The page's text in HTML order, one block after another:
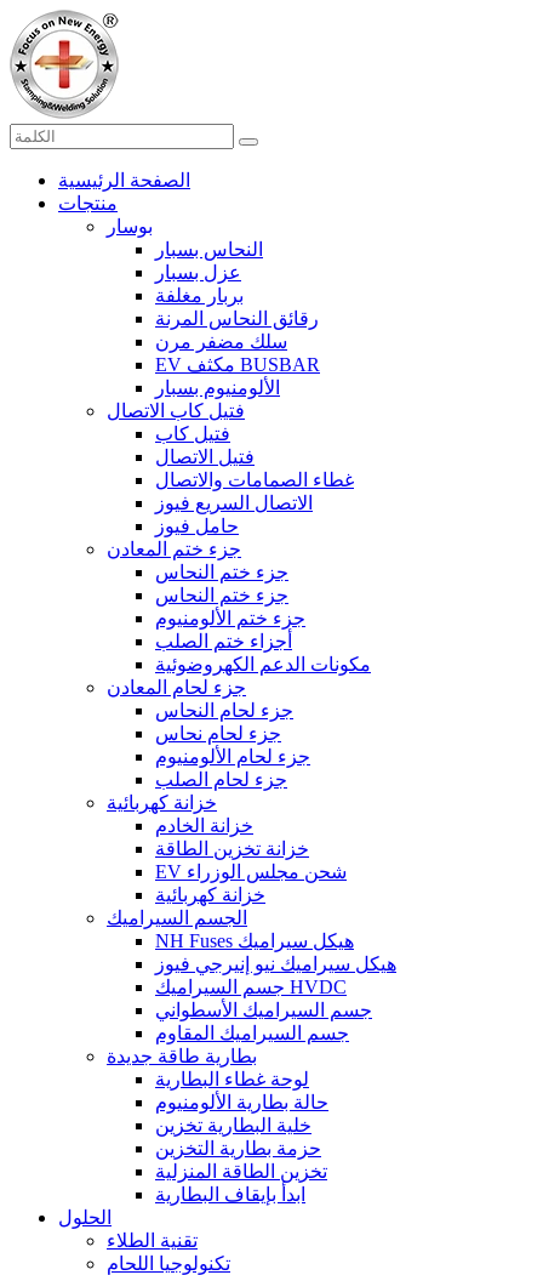
الصفحة الرئيسية
منتجات
بوسار
النحاس بسبار
عزل بسبار
بربار مغلفة
رقائق النحاس المرنة
سلك مضفر مرن
EV مكثف BUSBAR
الألومنيوم بسبار
فتيل كاب الاتصال
فتيل كاب
فتيل الاتصال
غطاء الصمامات والاتصال
الاتصال السريع فيوز
حامل فيوز
جزء ختم المعادن
جزء ختم النحاس
جزء ختم النحاس
جزء ختم الألومنيوم
أجزاء ختم الصلب
مكونات الدعم الكهروضوئية
جزء لحام المعادن
جزء لحام النحاس
جزء لحام نحاس
جزء لحام الألومنيوم
جزء لحام الصلب
خزانة كهربائية
خزانة الخادم
خزانة تخزين الطاقة
EV شحن مجلس الوزراء
خزانة كهربائية
الجسم السيراميك
NH Fuses هيكل سيراميك
هيكل سيراميك نيو إنيرجي فيوز
جسم السيراميك HVDC
جسم السيراميك الأسطواني
جسم السيراميك المقاوم
بطارية طاقة جديدة
لوحة غطاء البطارية
حالة بطارية الألومنيوم
خلية البطارية تخزين
حزمة بطارية التخزين
تخزين الطاقة المنزلية
ابدأ بإيقاف البطارية
الحلول
تقنية الطلاء
تكنولوجيا اللحام